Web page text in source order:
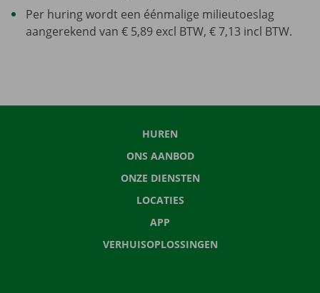
Per huring wordt een éénmalige milieutoeslag
aangerekend van € 5,89 excl BTW, € 7,13 incl BTW.
HUREN
ONS AANBOD
ONZE DIENSTEN
LOCATIES
APP
VERHUISOPLOSSINGEN